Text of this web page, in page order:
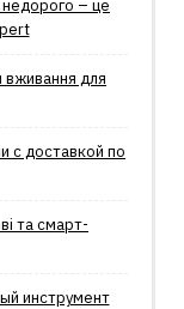
недорого – це
вживання для
с доставкой по
та смарт-
инструмент